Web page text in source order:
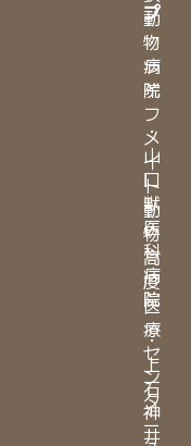
動
物
病
院
・
山
口
獣
医
科
病
院
・
上
石
神
井
プ
・
ラ
イ
フ
メ
イ
ト
動
物
高
度
医
療
セ
ン
タ
ー